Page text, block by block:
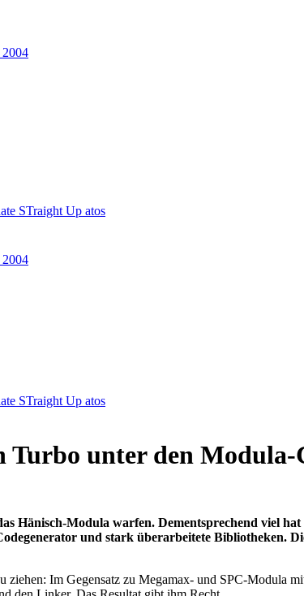
2004
STraight Up atos
2004
STraight Up atos
unter den
Hänisch-Modula warfen. Dementsprechend viel
und stark überarbeitete Bibliotheken.
Im Gegensatz zu Megamax- und SPC-Modula